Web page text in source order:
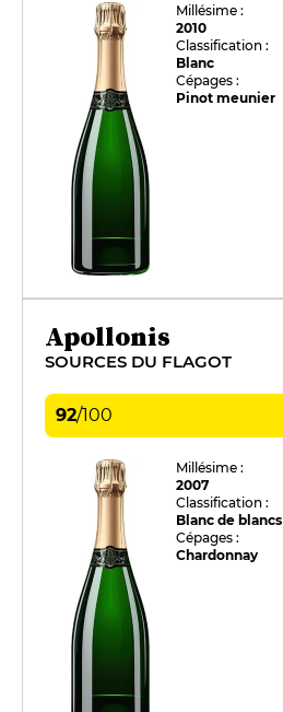
Millésime :
2010
Classification :
Blanc
Cépages :
Pinot meunier
Apollonis
SOURCES DU FLAGOT
92/100
Millésime :
2007
Classification :
Blanc de blancs
Cépages :
Chardonnay